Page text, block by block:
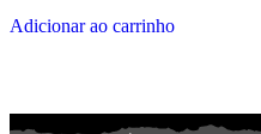
Adicionar ao carrinho